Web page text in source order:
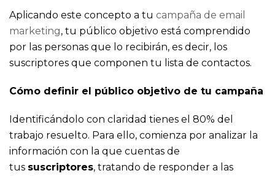
Aplicando este concepto a tu campaña de email
marketing, tu público objetivo está comprendido
por las personas que lo recibirán, es decir, los
suscriptores que componen tu lista de contactos.
Cómo definir el público objetivo de tu campaña
Identificándolo con claridad tienes el 80% del
trabajo resuelto. Para ello, comienza por analizar la
información con la que cuentas de
tus suscriptores, tratando de responder a las